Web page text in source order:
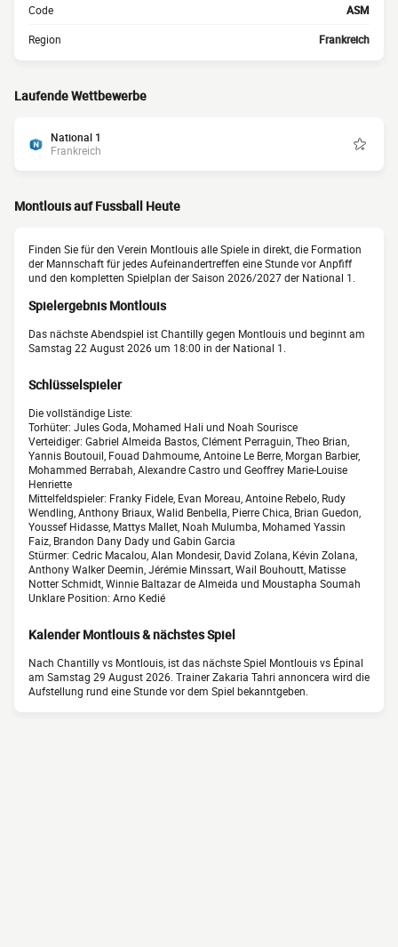
Code ASM
Region Frankreich
Laufende Wettbewerbe
National 1
Frankreich
Montlouis auf Fussball Heute
Finden Sie für den Verein Montlouis alle Spiele in direkt, die Formation
der Mannschaft für jedes Aufeinandertreffen eine Stunde vor Anpfiff
und den kompletten Spielplan der Saison 2026/2027 der National 1.
Spielergebnis Montlouis
Das nächste Abendspiel ist Chantilly gegen Montlouis und beginnt am
Samstag 22 August 2026 um 18:00 in der National 1.
Schlüsselspieler
Die vollständige Liste:
Torhüter: Jules Goda, Mohamed Hali und Noah Sourisce
Verteidiger: Gabriel Almeida Bastos, Clément Perraguin, Theo Brian,
Yannis Boutouil, Fouad Dahmoume, Antoine Le Berre, Morgan Barbier,
Mohammed Berrabah, Alexandre Castro und Geoffrey Marie-Louise
Henriette
Mittelfeldspieler: Franky Fidele, Evan Moreau, Antoine Rebelo, Rudy
Wendling, Anthony Briaux, Walid Benbella, Pierre Chica, Brian Guedon,
Youssef Hidasse, Mattys Mallet, Noah Mulumba, Mohamed Yassin
Faiz, Brandon Dany Dady und Gabin Garcia
Stürmer: Cedric Macalou, Alan Mondesir, David Zolana, Kévin Zolana,
Anthony Walker Deemin, Jérémie Minssart, Wail Bouhoutt, Matisse
Notter Schmidt, Winnie Baltazar de Almeida und Moustapha Soumah
Unklare Position: Arno Kedié
Kalender Montlouis & nächstes Spiel
Nach Chantilly vs Montlouis, ist das nächste Spiel Montlouis vs Épinal
am Samstag 29 August 2026. Trainer Zakaria Tahri annoncera wird die
Aufstellung rund eine Stunde vor dem Spiel bekanntgeben.